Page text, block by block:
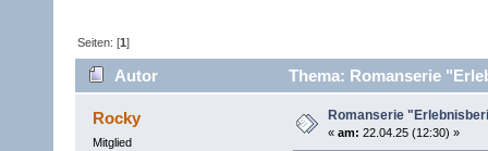
Seiten: [1]
Autor Thema: Romanserie
Rocky
Mitglied
Romanserie
« am: 22.04.25 (12:30) »